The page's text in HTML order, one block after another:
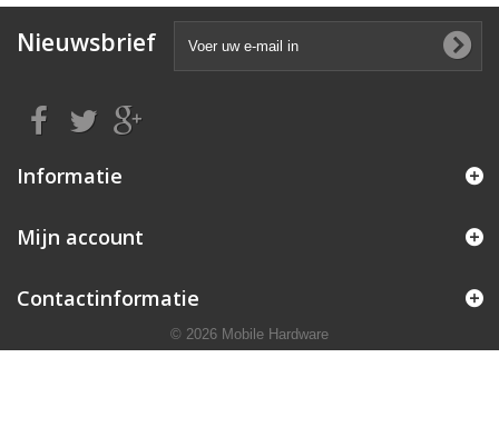
Nieuwsbrief
Informatie
Mijn account
Contactinformatie
© 2026 Mobile Hardware